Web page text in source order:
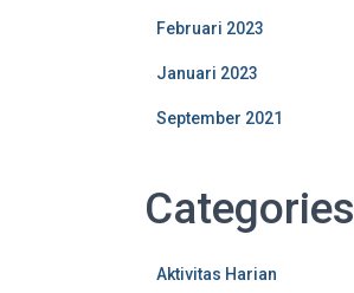
Februari 2023
Januari 2023
September 2021
Categories
Aktivitas Harian